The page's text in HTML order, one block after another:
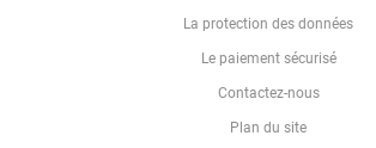
La protection des données
Le paiement sécurisé
Contactez-nous
Plan du site